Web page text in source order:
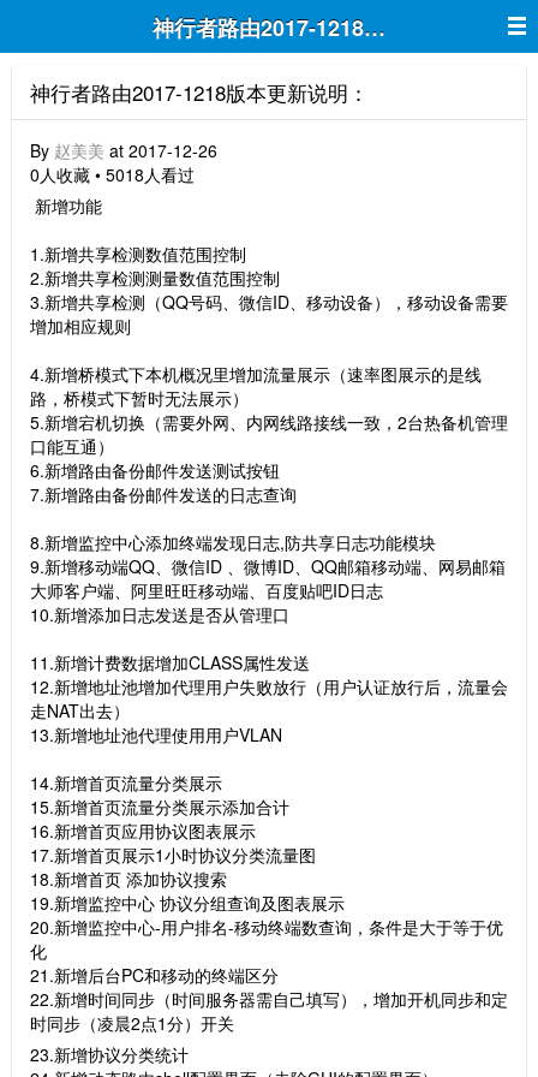
神行者路由2017-1218版本更新说明：
神行者路由2017-1218版本更新说明：
By 赵美美 at 2017-12-26
0人收藏 • 5018人看过
新增功能
1.新增共享检测数值范围控制
2.新增共享检测测量数值范围控制
3.新增共享检测（QQ号码、微信ID、移动设备），移动设备需要
增加相应规则
4.新增桥模式下本机概况里增加流量展示（速率图展示的是线
路，桥模式下暂时无法展示）
5.新增宕机切换（需要外网、内网线路接线一致，2台热备机管理
口能互通）
6.新增路由备份邮件发送测试按钮
7.新增路由备份邮件发送的日志查询
8.新增监控中心添加终端发现日志,防共享日志功能模块
9.新增移动端QQ、微信ID 、微博ID、QQ邮箱移动端、网易邮箱
大师客户端、阿里旺旺移动端、百度贴吧ID日志
10.新增添加日志发送是否从管理口
11.新增计费数据增加CLASS属性发送
12.新增地址池增加代理用户失败放行（用户认证放行后，流量会
走NAT出去）
13.新增地址池代理使用用户VLAN
14.新增首页流量分类展示
15.新增首页流量分类展示添加合计
16.新增首页应用协议图表展示
17.新增首页展示1小时协议分类流量图
18.新增首页 添加协议搜索
19.新增监控中心 协议分组查询及图表展示
20.新增监控中心-用户排名-移动终端数查询，条件是大于等于优
化
21.新增后台PC和移动的终端区分
22.新增时间同步（时间服务器需自己填写），增加开机同步和定
时同步（凌晨2点1分）开关
23.新增协议分类统计